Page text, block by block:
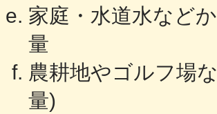
家庭・水道水など
量
農耕地やゴルフ場
量)